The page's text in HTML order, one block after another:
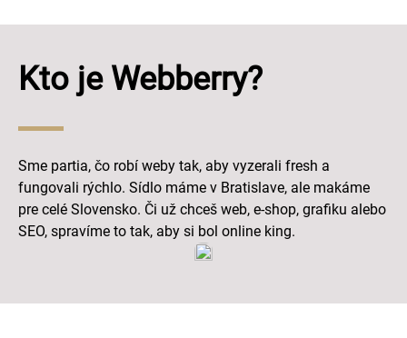
Kto je Webberry?
Sme partia, čo robí weby tak, aby vyzerali fresh a
fungovali rýchlo. Sídlo máme v Bratislave, ale makáme
pre celé Slovensko. Či už chceš web, e-shop, grafiku alebo
SEO, spravíme to tak, aby si bol online king.